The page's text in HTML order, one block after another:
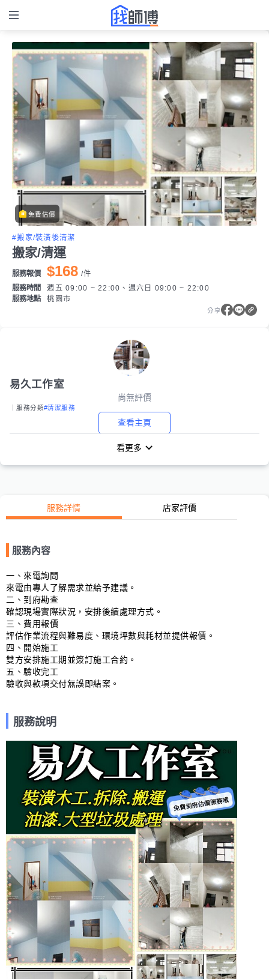
免費估價
#搬家/裝潢後清潔
搬家/清運
服務報價 $168 /件
服務時間
週五 09:00 ~ 22:00、週六日 09:00 ~ 22:00
服務地點
桃園市
分享
易久工作室
尚無評價
｜服務分類#清潔服務
查看主頁
看更多
服務詳情 店家評價
服務內容
一、來電詢問
來電由專人了解需求並給予建議。
二、到府勘查
確認現場實際狀況，安排後續處理方式。
三、費用報價
評估作業流程與難易度、環境坪數與耗材並提供報價。
四、開始施工
雙方安排施工期並簽訂施工合約。
五、驗收完工
驗收與款項交付無誤即結案。
服務說明